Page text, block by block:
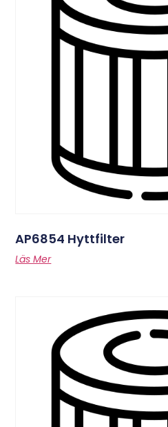
AP6854 Hyttfilter
Läs Mer